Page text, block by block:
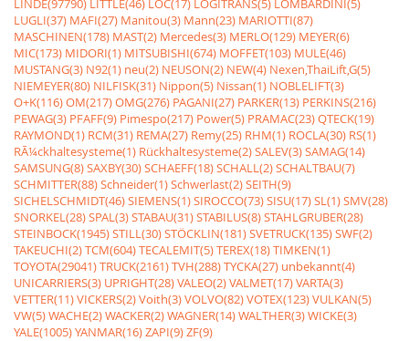
LINDE(97790) LITTLE(46) LOC(17) LOGITRANS(5) LOMBARDINI(5)
LUGLI(37) MAFI(27) Manitou(3) Mann(23) MARIOTTI(87)
MASCHINEN(178) MAST(2) Mercedes(3) MERLO(129) MEYER(6)
MIC(173) MIDORI(1) MITSUBISHI(674) MOFFET(103) MULE(46)
MUSTANG(3) N92(1) neu(2) NEUSON(2) NEW(4) Nexen,ThaiLift,G(5)
NIEMEYER(80) NILFISK(31) Nippon(5) Nissan(1) NOBLELIFT(3)
O+K(116)OM(217)OMG(276) PAGANI(27) PARKER(13) PERKINS(216)
PEWAG(3) PFAFF(9) Pimespo(217) Power(5) PRAMAC(23)QTECK(19)
RAYMOND(1) RCM(31) REMA(27) Remy(25) RHM(1) ROCLA(30) RS(1)
RÃ¼ckhaltesysteme(1) Rückhaltesysteme(2)SALEV(3)SAMAG(14)
SAMSUNG(8)SAXBY(30)SCHAEFF(18)SCHALL(2)SCHALTBAU(7)
SCHMITTER(88)Schneider(1)Schwerlast(2)SEITH(9)
SICHELSCHMIDT(46)SIEMENS(1)SIROCCO(73)SISU(17)SL(1)SMV(28)
SNORKEL(28)SPAL(3)STABAU(31)STABILUS(8)STAHLGRUBER(28)
STEINBOCK(1945)STILL(30)STÖCKLIN(181)SVETRUCK(135)SWF(2)
TAKEUCHI(2)TCM(604)TECALEMIT(5)TEREX(18)TIMKEN(1)
TOYOTA(29041)TRUCK(2161)TVH(288)TYCKA(27) unbekannt(4)
UNICARRIERS(3) UPRIGHT(28)VALEO(2)VALMET(17)VARTA(3)
VETTER(11)VICKERS(2)Voith(3)VOLVO(82)VOTEX(123)VULKAN(5)
VW(5)WACHE(2)WACKER(2)WAGNER(14)WALTHER(3)WICKE(3)
YALE(1005)YANMAR(16)ZAPI(9)ZF(9)